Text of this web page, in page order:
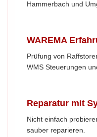
Hammerbach und
WAREMA
Prüfung von
WMS Steuerungen
Reparatur mit
Nicht einfach
sauber reparieren.